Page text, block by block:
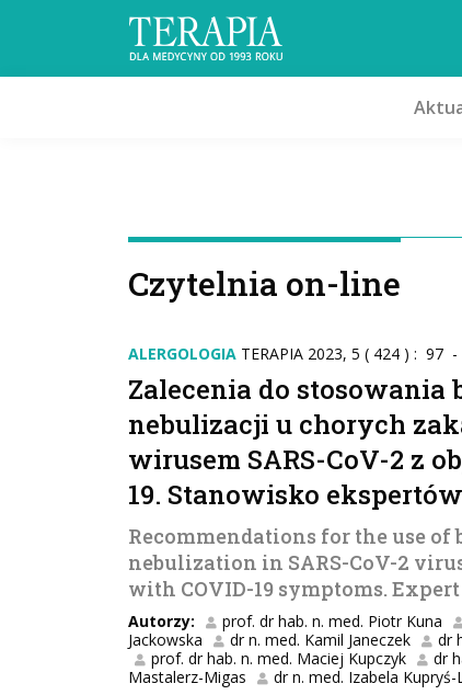
Czytelnia on-line
ALERGOLOGIA TERAPIA 2023, 5 ( 424 ) : 97
Zalecenia do stosowania
nebulizacji u chorych
wirusem SARS-CoV-2 z
19. Stanowisko ekspertów
Recommendations for the use of
nebulization in SARS-CoV-2
with COVID-19 symptoms.
Autorzy: prof. dr hab. n. med. Piotr Kuna
Jackowska
dr n. med. Kamil Janeczek
dr
prof. dr hab. n. med. Maciej Kupczyk
dr
Mastalerz-Migas
dr n. med. Izabela Kupryś-